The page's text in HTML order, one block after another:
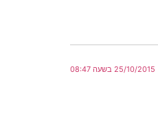
25/10/2015 בשעה 08:47